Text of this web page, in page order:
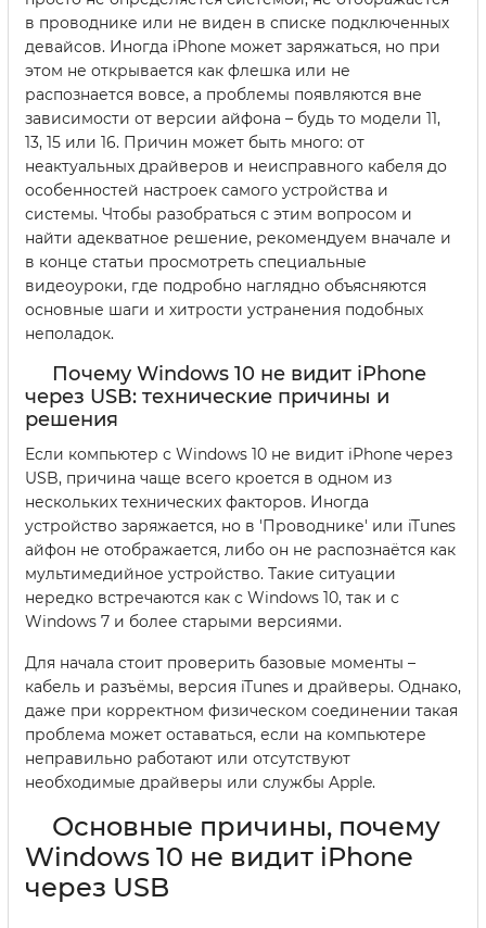
в проводнике или не виден в списке подключенных
девайсов. Иногда iPhone может заряжаться, но при
этом не открывается как флешка или не
распознается вовсе, а проблемы появляются вне
зависимости от версии айфона – будь то модели 11,
13, 15 или 16. Причин может быть много: от
неактуальных драйверов и неисправного кабеля до
особенностей настроек самого устройства и
системы. Чтобы разобраться с этим вопросом и
найти адекватное решение, рекомендуем вначале и
в конце статьи просмотреть специальные
видеоуроки, где подробно наглядно объясняются
основные шаги и хитрости устранения подобных
неполадок.
Почему Windows 10 не видит iPhone
через USB: технические причины и
решения
Если компьютер с Windows 10 не видит iPhone через
USB, причина чаще всего кроется в одном из
нескольких технических факторов. Иногда
устройство заряжается, но в 'Проводнике' или iTunes
айфон не отображается, либо он не распознаётся как
мультимедийное устройство. Такие ситуации
нередко встречаются как с Windows 10, так и с
Windows 7 и более старыми версиями.
Для начала стоит проверить базовые моменты –
кабель и разъёмы, версия iTunes и драйверы. Однако,
даже при корректном физическом соединении такая
проблема может оставаться, если на компьютере
неправильно работают или отсутствуют
необходимые драйверы или службы Apple.
Основные причины, почему
Windows 10 не видит iPhone
через USB